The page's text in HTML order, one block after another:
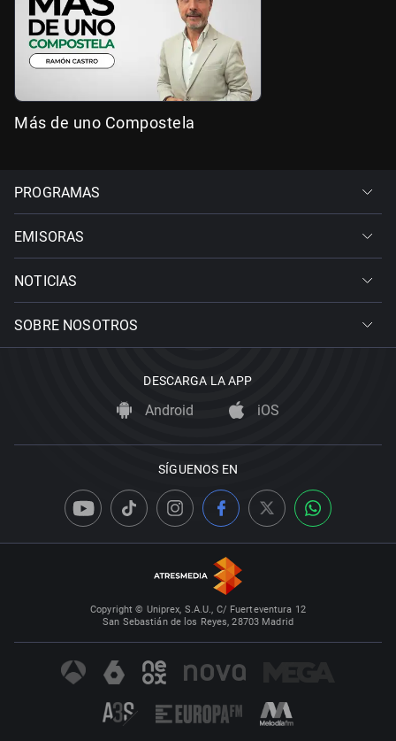
Más de uno Compostela
PROGRAMAS
EMISORAS
NOTICIAS
SOBRE NOSOTROS
DESCARGA LA APP
Android iOS
SÍGUENOS EN
Copyright © Uniprex, S.A.U., C/ Fuerteventura 12
San Sebastián de los Reyes, 28703 Madrid